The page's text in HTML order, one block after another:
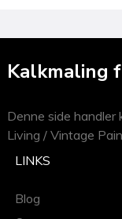
Kalkmaling
Denne side handler
Living / Vintage
LINKS
Blog